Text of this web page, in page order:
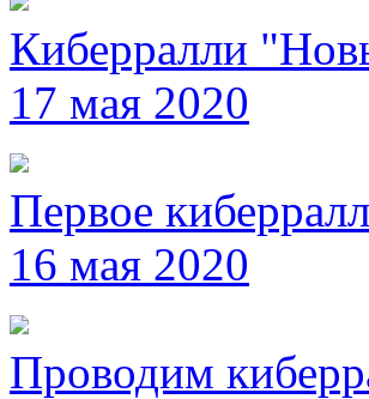
Киберралли
17 мая 2020
Первое
16 мая 2020
Проводим